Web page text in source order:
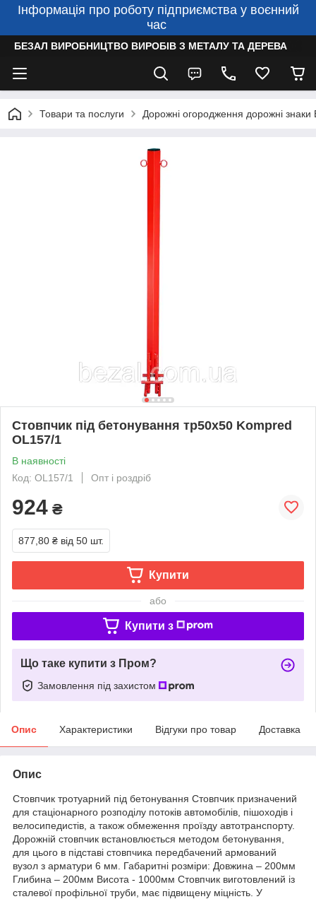
Інформація про роботу підприємства у воєнний
час
БЕЗАЛ ВИРОБНИЦТВО ВИРОБІВ З МЕТАЛУ ТА ДЕРЕВА
Товари та послуги Дорожні огородження дорожні знаки
Стовпчик під бетонування тр50х50 Kompred
OL157/1
В наявності
Код: OL157/1
Опт і роздріб
924 ₴
877,80 ₴ від 50 шт.
Купити
або
Купити з
Що таке купити з Пром?
Замовлення під захистом
Опис Характеристики Відгуки про товар Доставка
Опис
Стовпчик тротуарний під бетонування Стовпчик призначений
для стаціонарного розподілу потоків автомобілів, пішоходів і
велосипедистів, а також обмеження проїзду автотранспорту.
Дорожній стовпчик встановлюється методом бетонування,
для цього в підставі стовпчика передбачений армований
вузол з арматури 6 мм. Габаритні розміри: Довжина – 200мм
Глибина – 200мм Висота - 1000мм Стовпчик виготовлений із
сталевої профільної труби, має підвищену міцність. У